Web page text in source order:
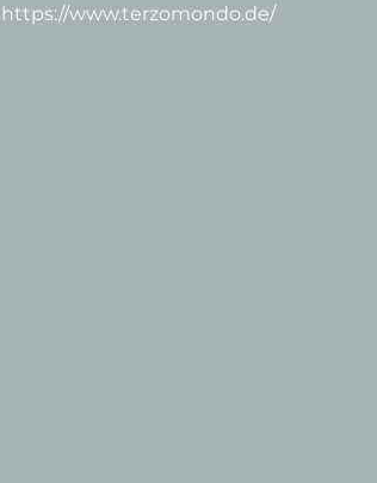
https://www.terzomondo.de/